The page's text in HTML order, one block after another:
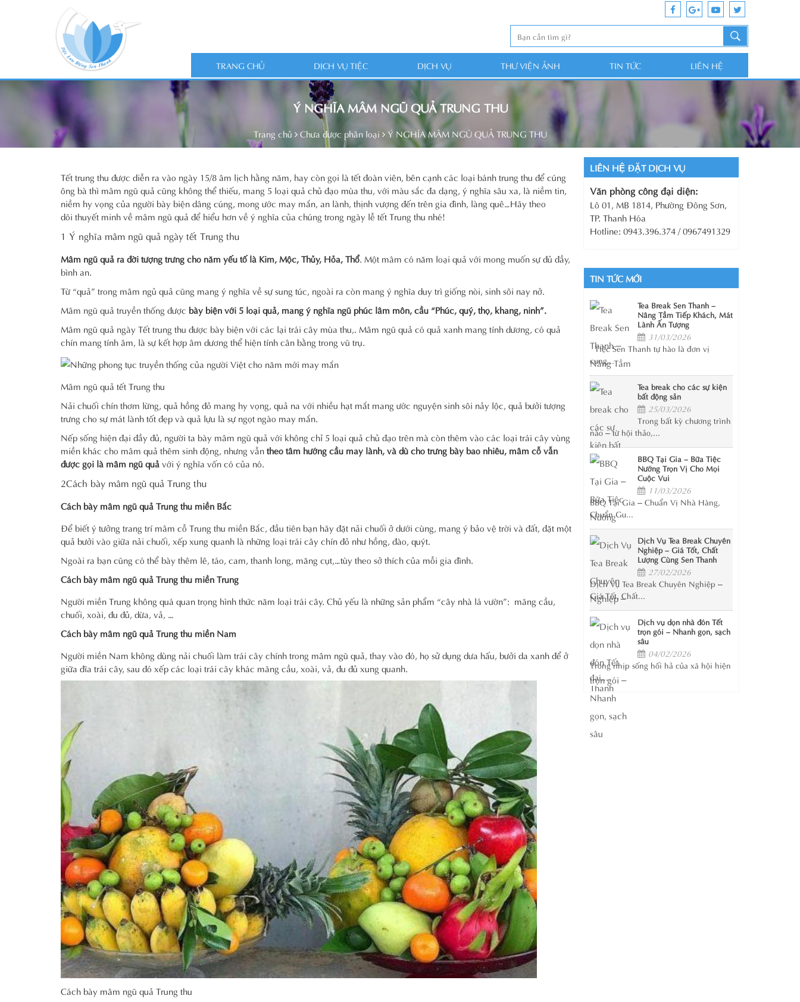
TRANG CHỦ DỊCH VỤ TIỆC DỊCH VỤ THƯ VIỆN ẢNH TIN TỨC LIÊN HỆ
Ý NGHĨA MÂM NGŨ QUẢ TRUNG THU
Trang chủ Chưa được phân loại Ý NGHĨA MÂM NGŨ QUẢ TRUNG THU
Tết trung thu được diễn ra vào ngày 15/8 âm lịch hằng năm, hay còn gọi là tết đoàn viên, bên cạnh các loại bánh trung thu để cúng
ông bà thì mâm ngũ quả cũng không thể thiếu, mang 5 loại quả chủ đạo mùa thu, với màu sắc đa dạng, ý nghĩa sâu xa, là niềm tin,
niềm hy vọng của người bày biện dâng cúng, mong ước may mắn, an lành, thịnh vượng đến trên gia đình, làng quê…Hãy theo
dõi thuyết minh về mâm ngũ quả để hiểu hơn về ý nghĩa của chúng trong ngày lễ tết Trung thu nhé!
1 Ý nghĩa mâm ngũ quả ngày tết Trung thu
Mâm ngũ quả ra đời tượng trưng cho năm yếu tố là Kim, Mộc, Thủy, Hỏa, Thổ. Một mâm có năm loại quả với mong muốn sự đủ đầy,
bình an.
Từ “quả” trong mâm ngủ quả cũng mang ý nghĩa về sự sung túc, ngoài ra còn mang ý nghĩa duy trì giống nòi, sinh sôi nay nở.
Mâm ngũ quả truyền thống được bày biện với 5 loại quả, mang ý nghĩa ngũ phúc lâm môn, cầu “Phúc, quý, thọ, khang, ninh”.
Mâm ngũ quả ngày Tết trung thu được bày biện với các lại trái cây mùa thu,. Mâm ngũ quả có quả xanh mang tính dương, có quả
chín mang tính âm, là sự kết hợp âm dương thể hiện tính cân bằng trong vũ trụ.
Mâm ngũ quả tết Trung thu
Nải chuối chín thơm lừng, quả hồng đỏ mang hy vọng, quả na với nhiều hạt mắt mang ước nguyện sinh sôi nảy lộc, quả bưởi tượng
trưng cho sự mát lành tốt đẹp và quả lựu là sự ngọt ngào may mắn.
Nếp sống hiện đại đầy đủ, người ta bày mâm ngũ quả với không chỉ 5 loại quả chủ đạo trên mà còn thêm vào các loại trái cây vùng
miền khác cho mâm quả thêm sinh động, nhưng vẫntheo tâm hướng cầu may lành, và dù cho trưng bày bao nhiêu, mâm cỗ vẫn
được gọi là mâm ngũ quảvới ý nghĩa vốn có của nó.
2Cách bày mâm ngũ quả Trung thu
Cách bày mâm ngũ quả Trung thu miền Bắc
Để biết ý tưởng trang trí mâm cỗ Trung thu miền Bắc, đầu tiên bạn hãy đặt nải chuối ở dưới cùng, mang ý bảo vệ trời và đất, đặt một
quả bưởi vào giữa nải chuối, xếp xung quanh là những loại trái cây chín đỏ như hồng, đào, quýt.
Ngoài ra bạn cũng có thể bày thêm lê, táo, cam, thanh long, măng cụt,…tùy theo sở thích của mỗi gia đình.
Cách bày mâm ngũ quả Trung thu miền Trung
Người miền Trung không quá quan trọng hình thức năm loại trái cây. Chủ yếu là những sản phẩm “cây nhà lá vườn”: mãng cầu,
chuối, xoài, đu đủ, dừa, vả, …
Cách bày mâm ngũ quả Trung thu miền Nam
Người miền Nam không dùng nải chuối làm trái cây chính trong mâm ngũ quả, thay vào đó, họ sử dụng dưa hấu, bưởi da xanh để ở
giữa đĩa trái cây, sau đó xếp các loại trái cây khác mãng cầu, xoài, vả, đu đủ xung quanh.
Cách bày mâm ngũ quả Trung thu
LIÊN HỆ ĐẶT DỊCH VỤ
Văn phòng công đại diện:
Lô 01, MB 1814, Phường Đông Sơn,
TP. Thanh Hóa
Hotline: 0943.396.374 / 0967491329
TIN TỨC MỚI
Tea Break Sen Thanh –
Nâng Tầm Tiếp Khách, Mát
Lành Ấn Tượng
31/03/2026
Tiệc Sen Thanh tự hào là đơn vị
cung...
Tea break cho các sự kiện
bất động sản
25/03/2026
Trong bất kỳ chương trình
nào – từ hội thảo,...
BBQ Tại Gia – Bữa Tiệc
Nướng Trọn Vị Cho Mọi
Cuộc Vui
11/03/2026
BBQ Tại Gia – Chuẩn Vị Nhà Hàng,
Chuẩn Gu...
Dịch Vụ Tea Break Chuyên
Nghiệp – Giá Tốt, Chất
Lượng Cùng Sen Thanh
27/02/2026
Dịch Vụ Tea Break Chuyên Nghiệp –
Giá Tốt, Chất...
Dịch vụ dọn nhà đón Tết
trọn gói – Nhanh gọn, sạch
sâu
04/02/2026
Trong nhịp sống hối hả của xã hội hiện
đại,...